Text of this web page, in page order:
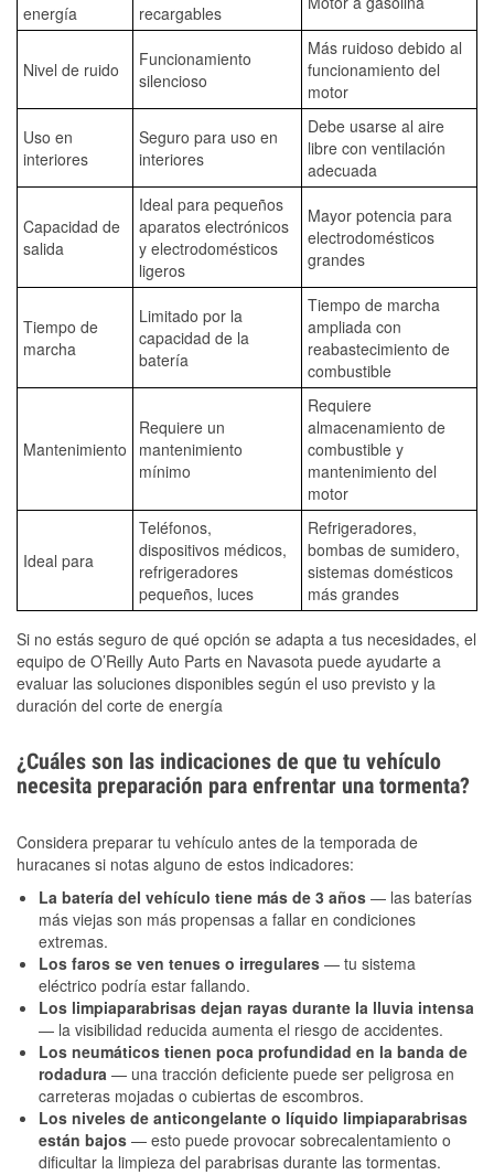
energía
recargables
Nivel de ruido
Funcionamiento
silencioso
Más ruidoso debido al
funcionamiento del
motor
Uso en
interiores
Seguro para uso en
interiores
Debe usarse al aire
libre con ventilación
adecuada
Capacidad de
salida
Ideal para pequeños
aparatos electrónicos
y electrodomésticos
ligeros
Mayor potencia para
electrodomésticos
grandes
Tiempo de
marcha
Limitado por la
capacidad de la
batería
Tiempo de marcha
ampliada con
reabastecimiento de
combustible
Mantenimiento
Requiere un
mantenimiento
mínimo
Requiere
almacenamiento de
combustible y
mantenimiento del
motor
Ideal para
Teléfonos,
dispositivos médicos,
refrigeradores
pequeños, luces
Refrigeradores,
bombas de sumidero,
sistemas domésticos
más grandes
Si no estás seguro de qué opción se adapta a tus necesidades, el
equipo de O’Reilly Auto Parts en Navasota puede ayudarte a
evaluar las soluciones disponibles según el uso previsto y la
duración del corte de energía
¿Cuáles son las indicaciones de que tu vehículo
necesita preparación para enfrentar una tormenta?
Considera preparar tu vehículo antes de la temporada de
huracanes si notas alguno de estos indicadores:
La batería del vehículo tiene más de 3 años — las baterías
más viejas son más propensas a fallar en condiciones
extremas.
Los faros se ven tenues o irregulares — tu sistema
eléctrico podría estar fallando.
Los limpiaparabrisas dejan rayas durante la lluvia intensa
— la visibilidad reducida aumenta el riesgo de accidentes.
Los neumáticos tienen poca profundidad en la banda de
rodadura — una tracción deficiente puede ser peligrosa en
carreteras mojadas o cubiertas de escombros.
Los niveles de anticongelante o líquido limpiaparabrisas
están bajos — esto puede provocar sobrecalentamiento o
dificultar la limpieza del parabrisas durante las tormentas.